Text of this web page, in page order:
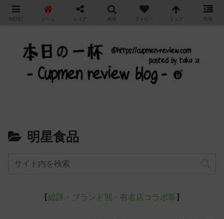
カップ麺の新商品をレビュー / アレンジするブログ
明星食品
【総評・ブランド別・有名店コラボ等 】
MENU ホーム シェア 検索 フォロー トップ 情報